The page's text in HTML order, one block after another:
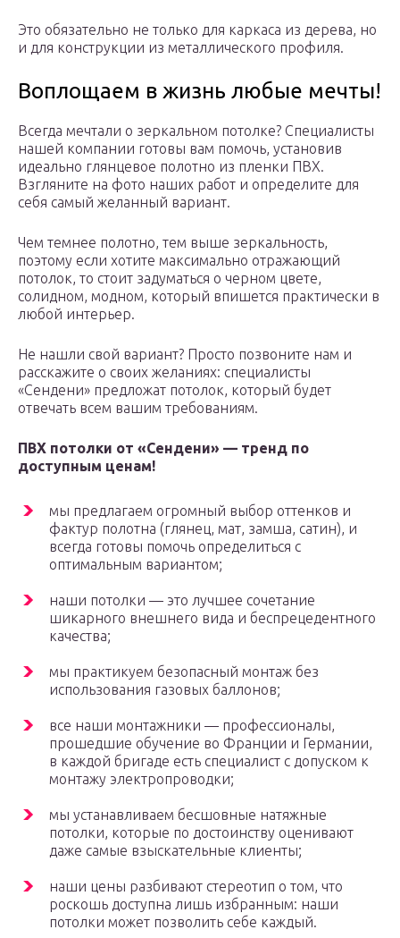
Это обязательно не только для каркаса из дерева, но
и для конструкции из металлического профиля.
Воплощаем в жизнь любые мечты!
Всегда мечтали о зеркальном потолке? Специалисты
нашей компании готовы вам помочь, установив
идеально глянцевое полотно из пленки ПВХ.
Взгляните на фото наших работ и определите для
себя самый желанный вариант.
Чем темнее полотно, тем выше зеркальность,
поэтому если хотите максимально отражающий
потолок, то стоит задуматься о черном цвете,
солидном, модном, который впишется практически в
любой интерьер.
Не нашли свой вариант? Просто позвоните нам и
расскажите о своих желаниях: специалисты
«Сендени» предложат потолок, который будет
отвечать всем вашим требованиям.
ПВХ потолки от «Сендени» — тренд по
доступным ценам!
мы предлагаем огромный выбор оттенков и
фактур полотна (глянец, мат, замша, сатин), и
всегда готовы помочь определиться с
оптимальным вариантом;
наши потолки — это лучшее сочетание
шикарного внешнего вида и беспрецедентного
качества;
мы практикуем безопасный монтаж без
использования газовых баллонов;
все наши монтажники — профессионалы,
прошедшие обучение во Франции и Германии,
в каждой бригаде есть специалист с допуском к
монтажу электропроводки;
мы устанавливаем бесшовные натяжные
потолки, которые по достоинству оценивают
даже самые взыскательные клиенты;
наши цены разбивают стереотип о том, что
роскошь доступна лишь избранным: наши
потолки может позволить себе каждый.